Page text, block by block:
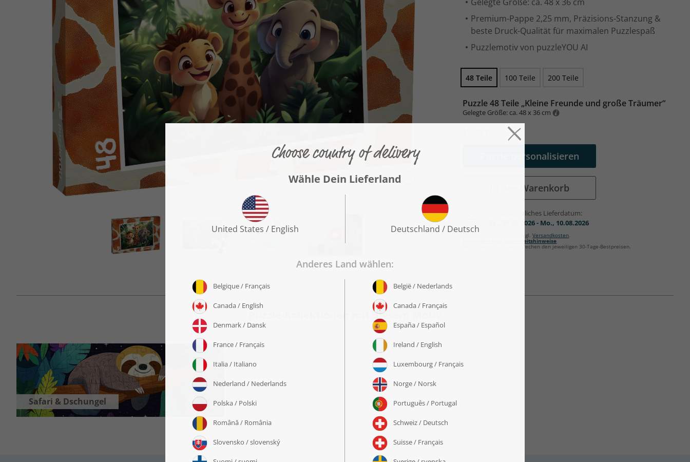
Gelegte Größe: ca. 48 x 36 cm
Premium-Pappe 2,25 mm, Präzisions-Stanzung &
beste Druck-Qualität für maximalen Puzzlespaß
Puzzlemotiv von puzzleYOU AI
Voraussichtliches Lieferdatum:
Sa., 08.08.2026 - Mo., 10.08.2026
48 Teile 100 Teile 200 Teile
Puzzle 48 Teile „Kleine Freunde und große Träumer“
Gelegte Größe: ca. 48 x 36 cm
Puzzle personalisieren
In den Warenkorb
Alle Preise inkl. MwSt., zzgl.Versandkosten
Hersteller- und Sicherheitshinweise
Rabattierte Preise entsprechen den jeweiligen 30-Tage-Bestpreisen.
Puzzle-Kollektionen mit diesem Motiv
Safari & Dschungel